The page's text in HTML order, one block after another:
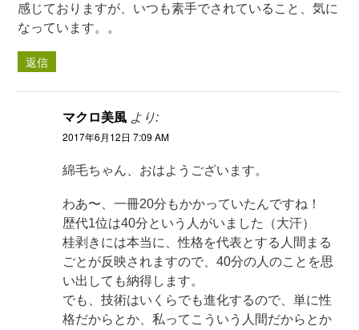
感じておりますが、いつも素手でされていること、気に
なっています。。
返信
マクロ美風 より:
2017年6月12日 7:09 AM
綿毛ちゃん、おはようございます。
わあ〜、一冊20分もかかっていたんですね！
歴代1位は40分という人がいました（大汗）
桂剥きには本当に、性格を代表とする人間まる
ごとが反映されますので、40分の人のことを思
い出しても納得します。
でも、技術はいくらでも進化するので、単に性
格だからとか、私ってこういう人間だからとか